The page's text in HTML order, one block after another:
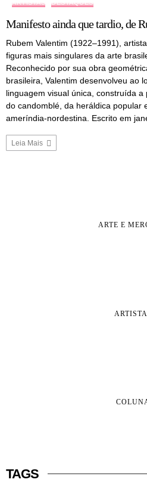
ARTISTAS DESTAQUES
Manifesto ainda que tardio, de
Rubem Valentim (1922–1991),
figuras mais singulares da arte
Reconhecido por sua obra
brasileira, Valentim desenvolveu ao
linguagem visual única, construída
do candomblé, da heráldica popular
ameríndia-nordestina. Escrito em
Leia Mais
ARTE E
TAGS